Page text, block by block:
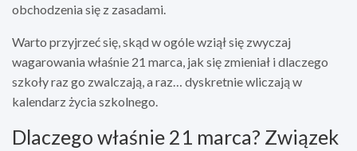
obchodzenia się z zasadami.
Warto przyjrzeć się, skąd w ogóle wziął się zwyczaj
wagarowania właśnie 21 marca, jak się zmieniał i dlaczego
szkoły raz go zwalczają, a raz… dyskretnie wliczają w
kalendarz życia szkolnego.
Dlaczego właśnie 21 marca? Związek